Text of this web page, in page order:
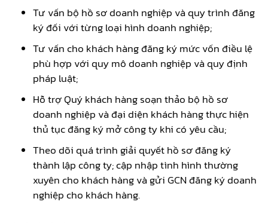
Tư vấn bộ hồ sơ doanh nghiệp và quy trình đăng
ký đối với từng loại hình doanh nghiệp;
Tư vấn cho khách hàng đăng ký mức vốn điều lệ
phù hợp với quy mô doanh nghiệp và quy định
pháp luật;
Hỗ trợ Quý khách hàng soạn thảo bộ hồ sơ
doanh nghiệp và đại diện khách hàng thực hiện
thủ tục đăng ký mở công ty khi có yêu cầu;
Theo dõi quá trình giải quyết hồ sơ đăng ký
thành lập công ty; cập nhập tình hình thường
xuyên cho khách hàng và gửi GCN đăng ký doanh
nghiệp cho khách hàng.